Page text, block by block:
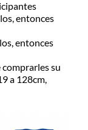
entonces
entonces
su
a 128cm,